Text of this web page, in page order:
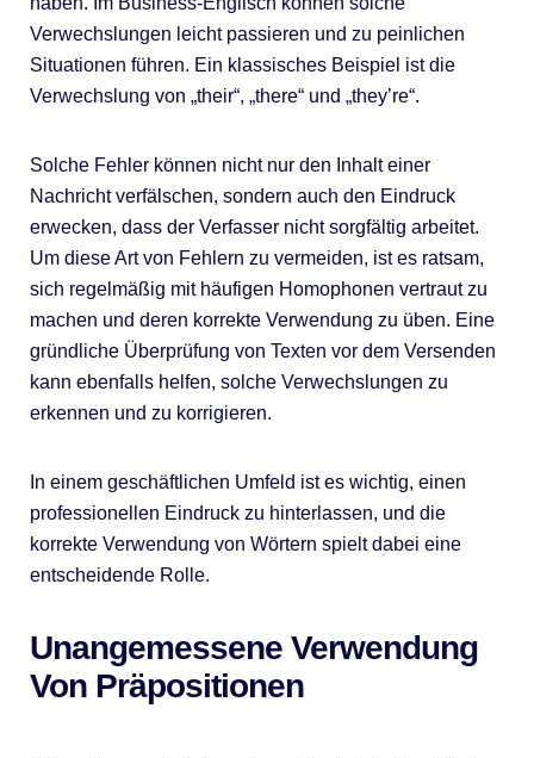
Verwechslungen leicht passieren und zu peinlichen
Situationen führen. Ein klassisches Beispiel ist die
Verwechslung von „their“, „there“ und „they’re“.
Solche Fehler können nicht nur den Inhalt einer
Nachricht verfälschen, sondern auch den Eindruck
erwecken, dass der Verfasser nicht sorgfältig arbeitet.
Um diese Art von Fehlern zu vermeiden, ist es ratsam,
sich regelmäßig mit häufigen Homophonen vertraut zu
machen und deren korrekte Verwendung zu üben. Eine
gründliche Überprüfung von Texten vor dem Versenden
kann ebenfalls helfen, solche Verwechslungen zu
erkennen und zu korrigieren.
In einem geschäftlichen Umfeld ist es wichtig, einen
professionellen Eindruck zu hinterlassen, und die
korrekte Verwendung von Wörtern spielt dabei eine
entscheidende Rolle.
Unangemessene Verwendung
Von Präpositionen